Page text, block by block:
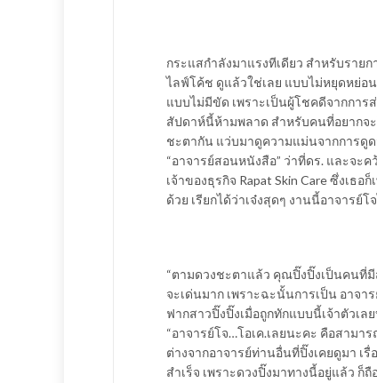
กระแสกำลังมาแรงทีเดียว สำหรับราย
ไลฟ์โค้ช ดูแล้วใช่เลย แบบไม่หยุดหย่อ
แบบไม่มีขัด เพราะเป็นผู้โชคดีจากการ
สัปดาห์นี้ห้ามพลาด สำหรับคนที่อยากจะ
ชะตากัน แว่บมาดูความแม่นจากการดู
“อาจารย์สอนหนังสือ” ว่าที่ดร. และจะ
เจ้าของธุรกิจ Rapat Skin Care ซึ่งเธอ
ด้วย เรียกได้ว่าเจ๋งสุดๆ งานนี้อาจารย์
“ตามดวงชะตาแล้ว คุณปิ๊งปิ๊งเป็นคนที่มี
จะเด่นมาก เพราะฉะนั้นการเป็น อาจา
ฟากสาวปิ๊งปิ๊งเมื่อถูกทักแบบนี้เจ้าตัวเล
“อาจารย์โจ…โอเค.เลยนะคะ คือสามา
ต่างจากอาจารย์ท่านอื่นที่ปิ๊งเคยดูมา เ
สำเร็จ เพราะดวงปิ๊งมาทางนี้อยู่แล้ว ก็